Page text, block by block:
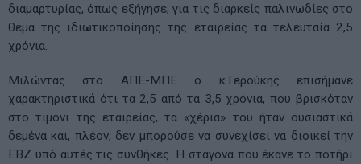
διαμαρτυρίας, όπως εξήγησε, για τις διαρκείς παλινωδίες στο
θέμα της ιδιωτικοποίησης της εταιρείας τα τελευταία 2,5
χρόνια.
Μιλώντας στο ΑΠΕ-ΜΠΕ ο κ.Γερούκης επισήμανε
χαρακτηριστικά ότι τα 2,5 από τα 3,5 χρόνια, που βρισκόταν
στο τιμόνι της εταιρείας, τα «χέρια» του ήταν ουσιαστικά
δεμένα και, πλέον, δεν μπορούσε να συνεχίσει να διοικεί την
ΕΒΖ υπό αυτές τις συνθήκες. Η σταγόνα που έκανε το ποτήρι